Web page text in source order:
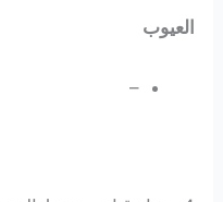
العيوب
–